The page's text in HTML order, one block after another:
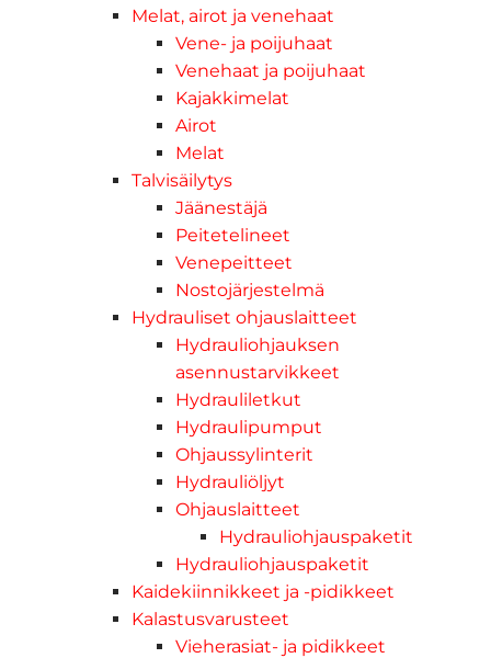
Melat, airot ja venehaat
Vene- ja poijuhaat
Venehaat ja poijuhaat
Kajakkimelat
Airot
Melat
Talvisäilytys
Jäänestäjä
Peitetelineet
Venepeitteet
Nostojärjestelmä
Hydrauliset ohjauslaitteet
Hydrauliohjauksen
asennustarvikkeet
Hydrauliletkut
Hydraulipumput
Ohjaussylinterit
Hydrauliöljyt
Ohjauslaitteet
Hydrauliohjauspaketit
Hydrauliohjauspaketit
Kaidekiinnikkeet ja -pidikkeet
Kalastusvarusteet
Vieherasiat- ja pidikkeet